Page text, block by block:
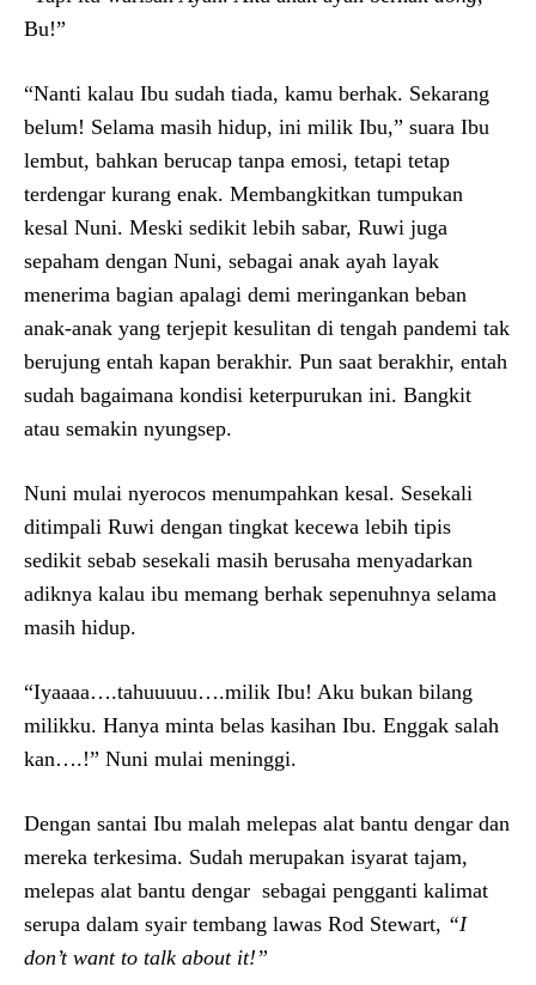
Bu!”
“Nanti kalau Ibu sudah tiada, kamu berhak. Sekarang
belum! Selama masih hidup, ini milik Ibu,” suara Ibu
lembut, bahkan berucap tanpa emosi, tetapi tetap
terdengar kurang enak. Membangkitkan tumpukan
kesal Nuni. Meski sedikit lebih sabar, Ruwi juga
sepaham dengan Nuni, sebagai anak ayah layak
menerima bagian apalagi demi meringankan beban
anak-anak yang terjepit kesulitan di tengah pandemi tak
berujung entah kapan berakhir. Pun saat berakhir, entah
sudah bagaimana kondisi keterpurukan ini. Bangkit
atau semakin nyungsep.
Nuni mulai nyerocos menumpahkan kesal. Sesekali
ditimpali Ruwi dengan tingkat kecewa lebih tipis
sedikit sebab sesekali masih berusaha menyadarkan
adiknya kalau ibu memang berhak sepenuhnya selama
masih hidup.
“Iyaaaa….tahuuuuu….milik Ibu! Aku bukan bilang
milikku. Hanya minta belas kasihan Ibu. Enggak salah
kan….!” Nuni mulai meninggi.
Dengan santai Ibu malah melepas alat bantu dengar dan
mereka terkesima. Sudah merupakan isyarat tajam,
melepas alat bantu dengar sebagai pengganti kalimat
serupa dalam syair tembang lawas Rod Stewart, “I
don’t want to talk about it!”